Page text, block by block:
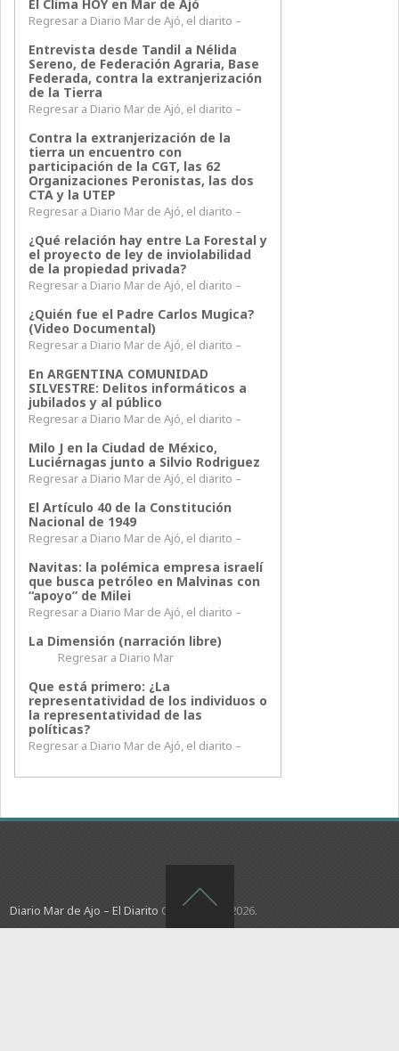
El Clima HOY en Mar de Ajó
Regresar a Diario Mar de Ajó, el diarito –
Entrevista desde Tandil a Nélida
Sereno, de Federación Agraria, Base
Federada, contra la extranjerización
de la Tierra
Regresar a Diario Mar de Ajó, el diarito –
Contra la extranjerización de la
tierra un encuentro con
participación de la CGT, las 62
Organizaciones Peronistas, las dos
CTA y la UTEP
Regresar a Diario Mar de Ajó, el diarito –
¿Qué relación hay entre La Forestal y
el proyecto de ley de inviolabilidad
de la propiedad privada?
Regresar a Diario Mar de Ajó, el diarito –
¿Quién fue el Padre Carlos Mugica?
(Video Documental)
Regresar a Diario Mar de Ajó, el diarito –
En ARGENTINA COMUNIDAD
SILVESTRE: Delitos informáticos a
jubilados y al público
Regresar a Diario Mar de Ajó, el diarito –
Milo J en la Ciudad de México,
Luciérnagas junto a Silvio Rodriguez
Regresar a Diario Mar de Ajó, el diarito –
El Artículo 40 de la Constitución
Nacional de 1949
Regresar a Diario Mar de Ajó, el diarito –
Navitas: la polémica empresa israelí
que busca petróleo en Malvinas con
“apoyo” de Milei
Regresar a Diario Mar de Ajó, el diarito –
La Dimensión (narración libre)
Regresar a Diario Mar
Que está primero: ¿La
representatividad de los individuos o
la representatividad de las
políticas?
Regresar a Diario Mar de Ajó, el diarito –
Diario Mar de Ajo – El Diarito Copyright © 2026.